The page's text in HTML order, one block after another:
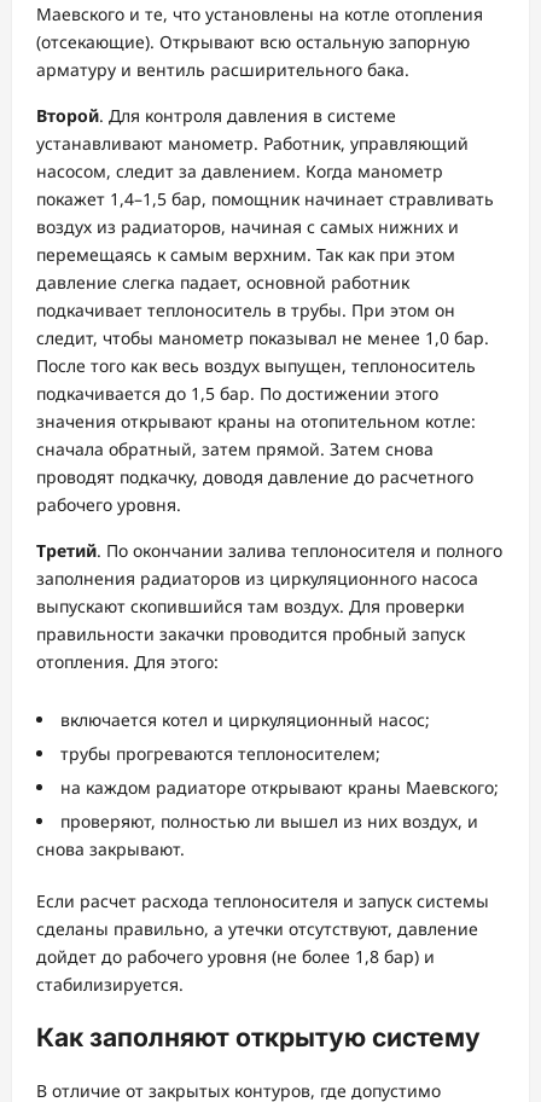
Маевского и те, что установлены на котле отопления
(отсекающие). Открывают всю остальную запорную
арматуру и вентиль расширительного бака.
Второй. Для контроля давления в системе
устанавливают манометр. Работник, управляющий
насосом, следит за давлением. Когда манометр
покажет 1,4–1,5 бар, помощник начинает стравливать
воздух из радиаторов, начиная с самых нижних и
перемещаясь к самым верхним. Так как при этом
давление слегка падает, основной работник
подкачивает теплоноситель в трубы. При этом он
следит, чтобы манометр показывал не менее 1,0 бар.
После того как весь воздух выпущен, теплоноситель
подкачивается до 1,5 бар. По достижении этого
значения открывают краны на отопительном котле:
сначала обратный, затем прямой. Затем снова
проводят подкачку, доводя давление до расчетного
рабочего уровня.
Третий. По окончании залива теплоносителя и полного
заполнения радиаторов из циркуляционного насоса
выпускают скопившийся там воздух. Для проверки
правильности закачки проводится пробный запуск
отопления. Для этого:
включается котел и циркуляционный насос;
трубы прогреваются теплоносителем;
на каждом радиаторе открывают краны Маевского;
проверяют, полностью ли вышел из них воздух, и
снова закрывают.
Если расчет расхода теплоносителя и запуск системы
сделаны правильно, а утечки отсутствуют, давление
дойдет до рабочего уровня (не более 1,8 бар) и
стабилизируется.
Как заполняют открытую систему
В отличие от закрытых контуров, где допустимо